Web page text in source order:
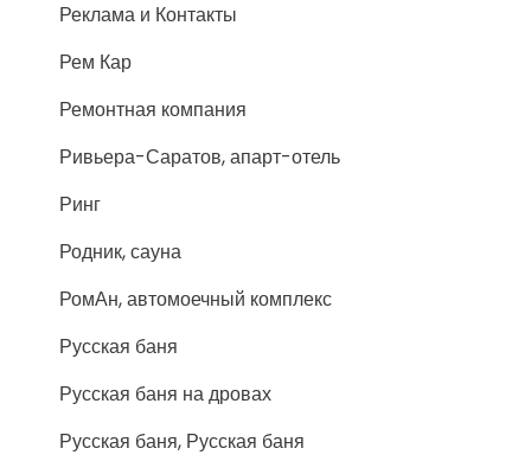
Реклама и Контакты
Рем Кар
Ремонтная компания
Ривьера-Саратов, апарт-отель
Ринг
Родник, сауна
РомАн, автомоечный комплекс
Русская баня
Русская баня на дровах
Русская баня, Русская баня